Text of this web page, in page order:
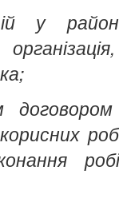
у